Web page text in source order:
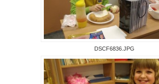
DSCF6836.JPG